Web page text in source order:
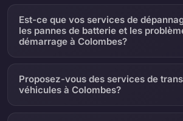
Est-ce que vos services de
les pannes de batterie et les
démarrage à Colombes?
Proposez-vous des services de
véhicules à Colombes?